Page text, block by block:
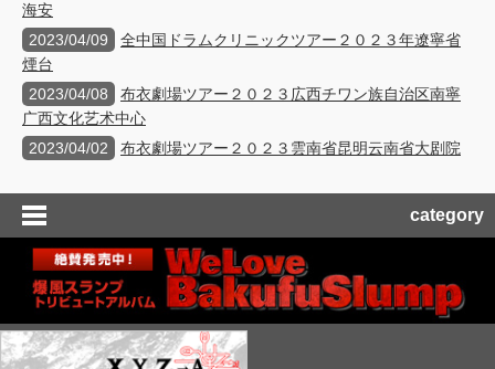
海安
2023/04/09
全中国ドラムクリニックツアー２０２３年遼寧省
煙台
2023/04/08
布衣劇場ツアー２０２３広西チワン族自治区南寧
广西文化艺术中心
2023/04/02
布衣劇場ツアー２０２３雲南省昆明云南省大剧院
category